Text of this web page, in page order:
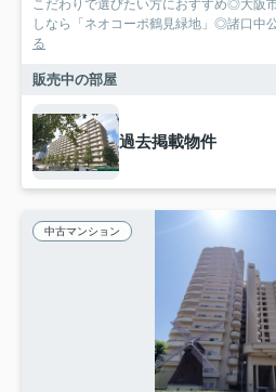
こだわりで選びたい方におすすめ◎大阪
しなら「ネオコーポ鶴見緑地」◎諸口中
る
販売中の部屋
過去掲載物件
中古マンション